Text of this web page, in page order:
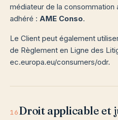
médiateur de la consommation
adhéré : AME Conso.
Le Client peut également
de Règlement en Ligne des
ec.europa.eu/consumers/odr.
16Droit applicable et